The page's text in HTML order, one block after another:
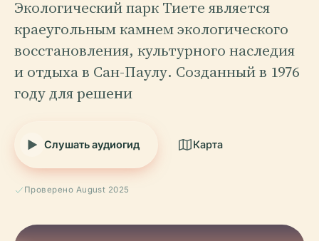
Экологический парк Тиете является
краеугольным камнем экологического
восстановления, культурного наследия
и отдыха в Сан-Паулу. Созданный в 1976
году для решени
Слушать аудиогид Карта
Проверено August 2025